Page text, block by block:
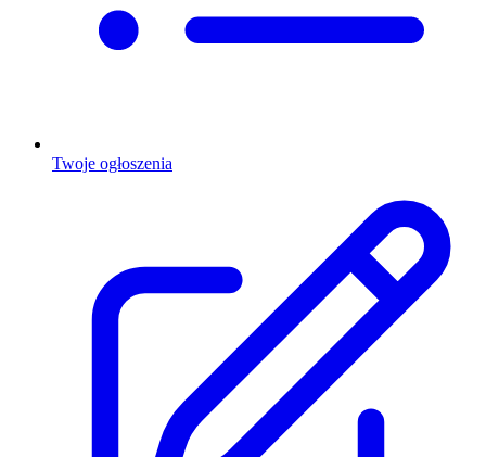
Twoje ogłoszenia